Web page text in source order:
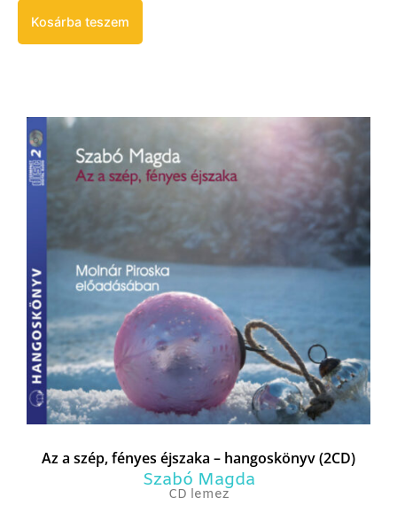
Kosárba teszem
Az a szép, fényes éjszaka – hangoskönyv (2CD)
Szabó Magda
CD lemez